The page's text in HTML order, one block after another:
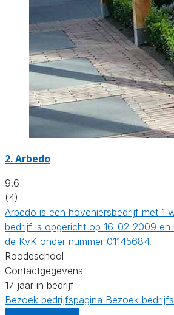
2.Arbedo
9.6
(4)
Arbedo is een hoveniersbedrijf met 1
bedrijf is opgericht op 16-02-2009 en
de KvK onder nummer 01145684.
Roodeschool
Contactgegevens
17 jaar in bedrijf
Bezoek bedrijfspagina Bezoek